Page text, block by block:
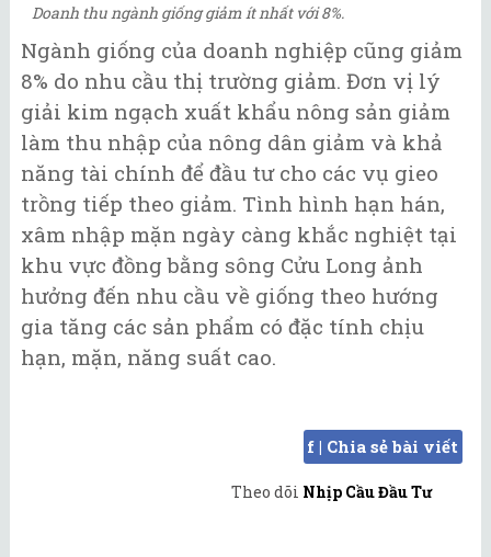
Doanh thu ngành giống giảm ít nhất với 8%.
Ngành giống của doanh nghiệp cũng giảm
8% do nhu cầu thị trường giảm. Đơn vị lý
giải kim ngạch xuất khẩu nông sản giảm
làm thu nhập của nông dân giảm và khả
năng tài chính để đầu tư cho các vụ gieo
trồng tiếp theo giảm. Tình hình hạn hán,
xâm nhập mặn ngày càng khắc nghiệt tại
khu vực đồng bằng sông Cửu Long ảnh
hưởng đến nhu cầu về giống theo hướng
gia tăng các sản phẩm có đặc tính chịu
hạn, mặn, năng suất cao.
f | Chia sẻ bài viết
Theo dõi Nhịp Cầu Đầu Tư